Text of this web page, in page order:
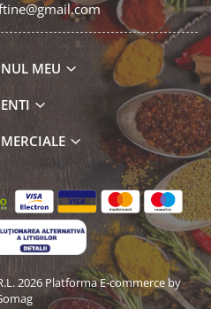
MEU
2026 Platforma E-commerce by